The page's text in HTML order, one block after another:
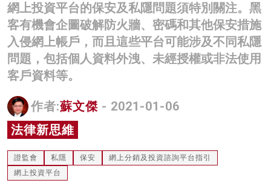
商業
科技
影片
名家榜
灼見活動
網上投資平台的保安及私隱問題須特別關注。黑
客有機會企圖破解防火牆、密碼和其他保安措施
入侵網上帳戶，而且這些平台可能涉及不同私隱
問題，包括個人資料外洩、未經授權或非法使用
客戶資料等。
作者:蘇文傑 - 2021-01-06
法律新思維
證監會 私隱 保安
網上分銷及投資諮詢平台指引
網上投資平台